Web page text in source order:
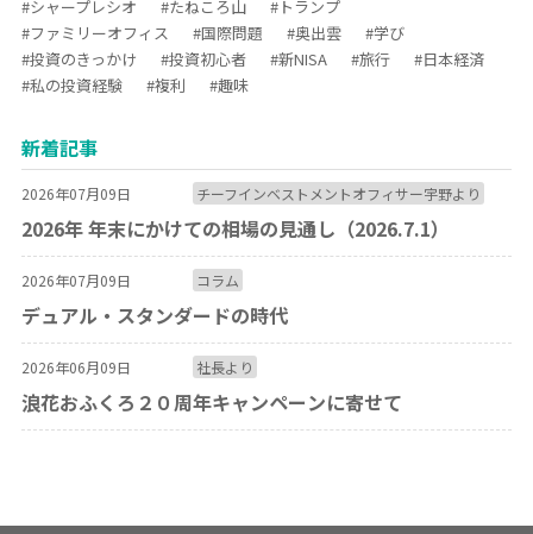
#シャープレシオ
#たねころ山
#トランプ
#ファミリーオフィス
#国際問題 #奥出雲
#学び
#投資のきっかけ
#投資初心者 #新NISA #旅行
#日本経済
#私の投資経験
#複利 #趣味
新着記事
2026年07月09日 チーフインベストメントオフィサー宇野より
2026年 年末にかけての相場の見通し（2026.7.1）
2026年07月09日 コラム
デュアル・スタンダードの時代
2026年06月09日 社長より
浪花おふくろ２０周年キャンペーンに寄せて